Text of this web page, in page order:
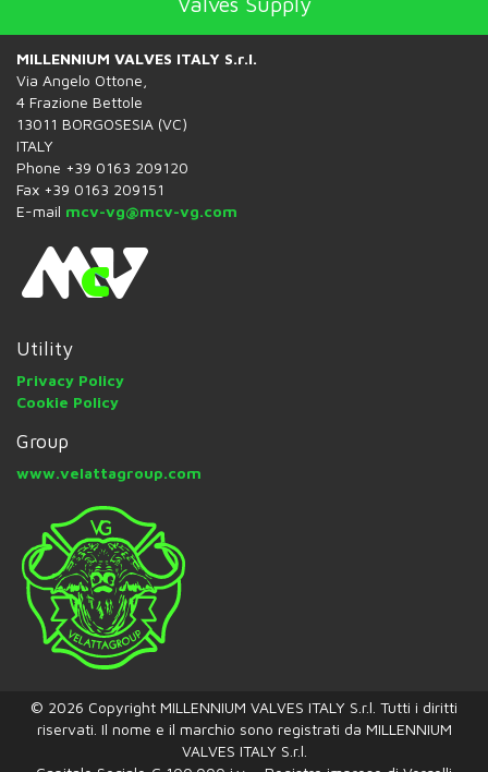
MILLENNIUM VALVES ITALY S.r.l.
Via Angelo Ottone,
4 Frazione Bettole
13011 BORGOSESIA (VC)
ITALY
Phone +39 0163 209120
Fax +39 0163 209151
E-mail mcv-vg@mcv-vg.com
Utility
Privacy Policy
Cookie Policy
Group
www.velattagroup.com
© 2026 Copyright MILLENNIUM VALVES ITALY S.r.l. Tutti i diritti
riservati. Il nome e il marchio sono registrati da MILLENNIUM
VALVES ITALY S.r.l.